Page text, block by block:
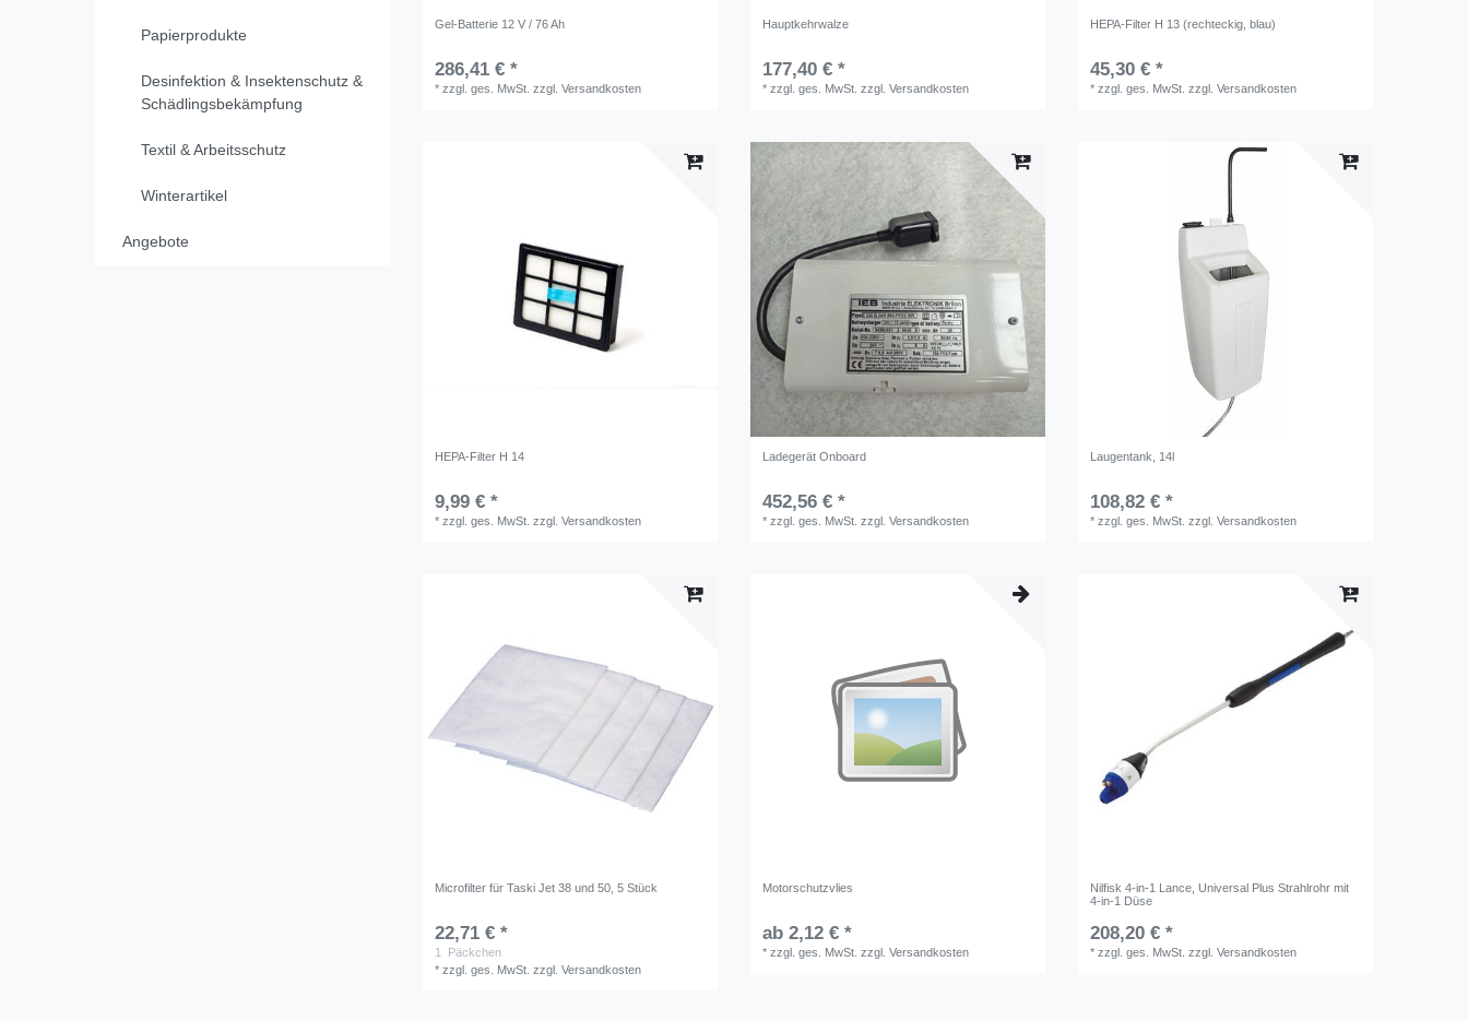
Papierprodukte
Desinfektion & Insektenschutz &
Schädlingsbekämpfung
Textil & Arbeitsschutz
Winterartikel
Angebote
Gel-Batterie 12 V / 76 Ah
286,41 € *
*zzgl. ges. MwSt. zzgl.Versandkosten
Hauptkehrwalze
177,40 € *
*zzgl. ges. MwSt. zzgl.Versandkosten
HEPA-Filter H 13 (rechteckig, blau)
45,30 € *
*zzgl. ges. MwSt. zzgl.Versandkosten
HEPA-Filter H 14
9,99 € *
*zzgl. ges. MwSt. zzgl.Versandkosten
Ladegerät Onboard
452,56 € *
*zzgl. ges. MwSt. zzgl.Versandkosten
Laugentank, 14l
108,82 € *
*zzgl. ges. MwSt. zzgl.Versandkosten
Microfilter für Taski Jet 38 und 50, 5 Stück
22,71 € *
1
Päckchen
*zzgl. ges. MwSt. zzgl.Versandkosten
Motorschutzvlies
ab 2,12 € *
*zzgl. ges. MwSt. zzgl.Versandkosten
Nilfisk 4-in-1 Lance, Universal Plus Strahlrohr mit
4-in-1 Düse
208,20 € *
*zzgl. ges. MwSt. zzgl.Versandkosten